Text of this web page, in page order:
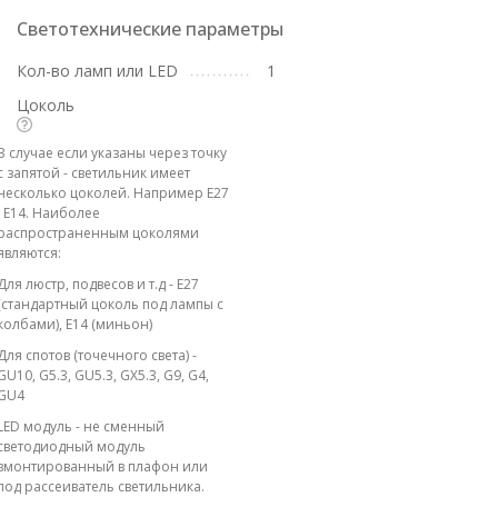
Светотехнические параметры
Кол-во ламп или LED
1
Цоколь
случае если указаны через точку
запятой - светильник имеет
цоколей. Например E27
E14. Наиболее
цоколями
люстр, подвесов и т.д - E27
цоколь под лампы с
E14 (миньон)
спотов (точечного света) -
G5.3, GU5.3, GX5.3, G9, G4,
модуль - не сменный
модуль
в плафон или
рассеиватель светильника.